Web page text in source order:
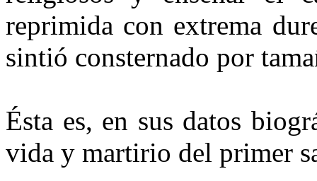
reprimida con extrema
sintió consternado por
Ésta es, en sus datos
vida y martirio del primer